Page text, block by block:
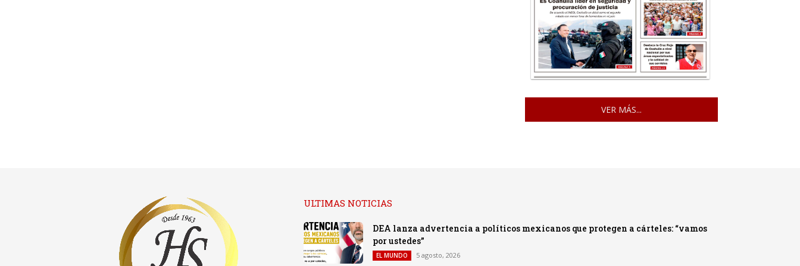
VER MÁS...
ULTIMAS NOTICIAS
DEA lanza advertencia a políticos mexicanos que protegen a cárteles: “vamos
por ustedes”
EL MUNDO 5 agosto, 2026